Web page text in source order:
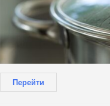
Перейти